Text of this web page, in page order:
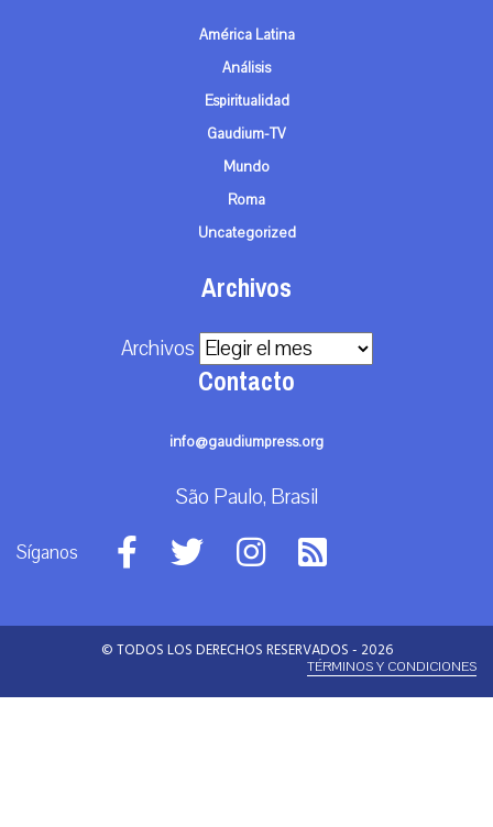
América Latina
Análisis
Espiritualidad
Gaudium-TV
Mundo
Roma
Uncategorized
Archivos
Archivos
Contacto
info@gaudiumpress.org
São Paulo, Brasil
Síganos
© TODOS LOS DERECHOS RESERVADOS - 2026
TÉRMINOS Y CONDICIONES